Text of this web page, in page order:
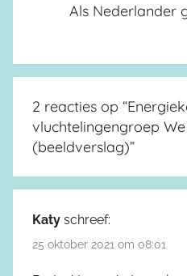
Als Nederlander
2 reacties op “
vluchtelingengroep
(beeldverslag)”
Katy schreef:
25 oktober 2021 om 08:01